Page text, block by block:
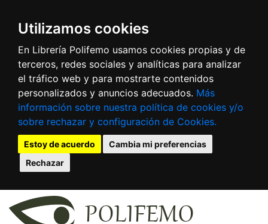
Utilizamos cookies
En Librería Polifemo usamos cookies propias y de
terceros, redes sociales y analíticas para analizar
el tráfico web y para mostrarte contenidos
personalizados y anuncios adecuados. Más
información sobre nuestra política de cookies y/o
sobre rechazar y configuración de Cookies.
Estoy de acuerdo
Cambia mi preferencias
Rechazar